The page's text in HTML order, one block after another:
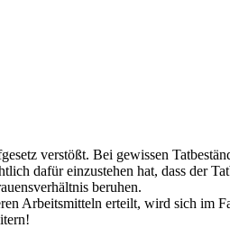
verstößt. Bei gewissen
dafür einzustehen hat, dass der
beruhen.
Arbeitsmitteln erteilt, wird sich im